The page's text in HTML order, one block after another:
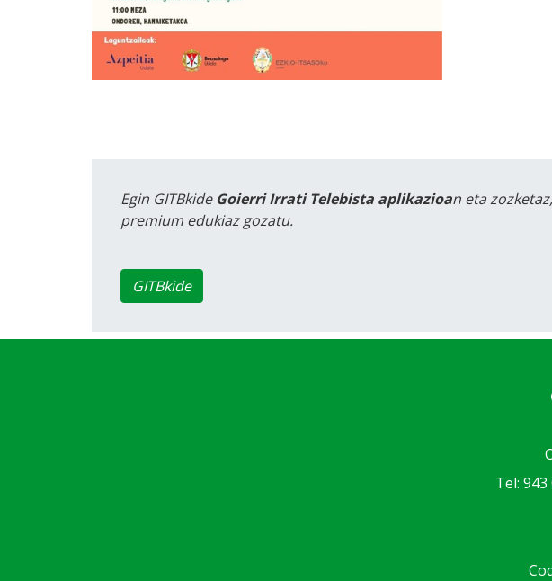
Egin GITBkide Goierri Irrati Telebista aplikazioan eta
premium edukiaz gozatu.
GITBkide
Tel: 943